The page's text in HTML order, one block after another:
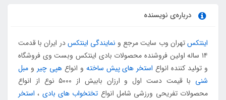
درباره‌ی نویسنده
اینتکستهران وب سایت مرجع و نمایندگی اینتکسدر ایران با قدمت
۱۴ ساله اولین فروشنده محصولات بادی اینتکس وبست وی فروشگاه
و تولید کننده انواع استخر های پیش ساخته و انواعهپی چیر و مبل
شنی
با قیمت دست اول و ارزان بابیش از ۵۰۰۰ نوع از انواع
محصولات تفریحی ورزشی شامل انواع تختخواب های بادی ، استخر